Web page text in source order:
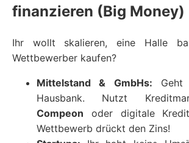
finanzieren (Big Money)
Ihr wollt skalieren, eine Halle
Wettbewerber kaufen?
Mittelstand & GmbHs: Geht
Hausbank. Nutzt
Compeon oder digitale
Wettbewerb drückt den Zins!